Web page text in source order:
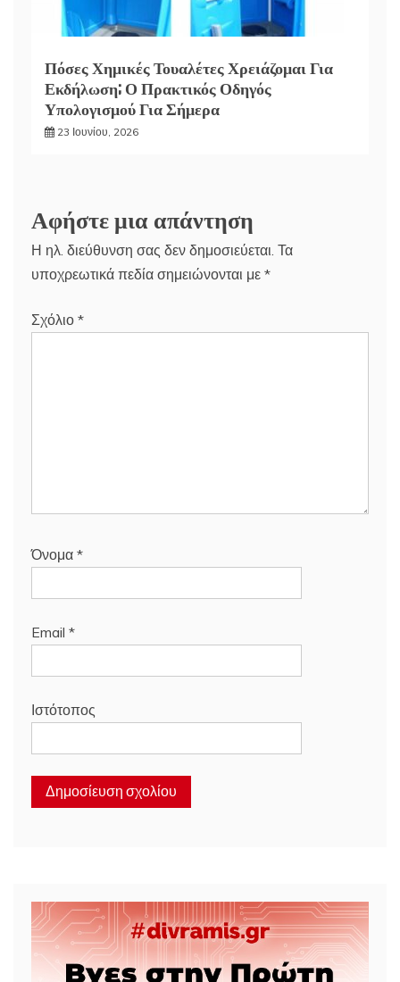
Πόσες Χημικές Τουαλέτες Χρειάζομαι Για
Εκδήλωση; Ο Πρακτικός Οδηγός
Υπολογισμού Για Σήμερα
23 Ιουνίου, 2026
Αφήστε μια απάντηση
Η ηλ. διεύθυνση σας δεν δημοσιεύεται. Τα
υποχρεωτικά πεδία σημειώνονται με *
Σχόλιο *
Όνομα *
Email *
Ιστότοπος